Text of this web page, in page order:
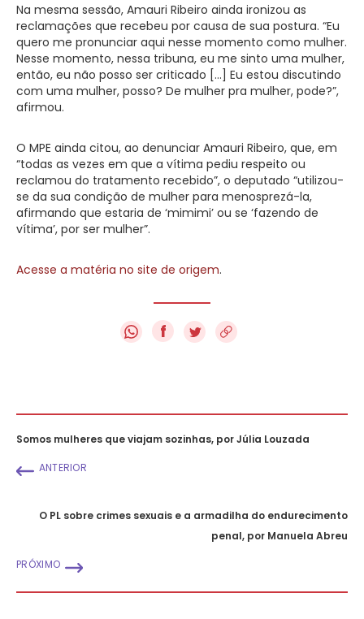
Na mesma sessão, Amauri Ribeiro ainda ironizou as
reclamações que recebeu por causa de sua postura. “Eu
quero me pronunciar aqui nesse momento como mulher.
Nesse momento, nessa tribuna, eu me sinto uma mulher,
então, eu não posso ser criticado […] Eu estou discutindo
com uma mulher, posso? De mulher pra mulher, pode?”,
afirmou.
O MPE ainda citou, ao denunciar Amauri Ribeiro, que, em
“todas as vezes em que a vítima pediu respeito ou
reclamou do tratamento recebido”, o deputado “utilizou-
se da sua condição de mulher para menosprezá-la,
afirmando que estaria de ‘mimimi’ ou se ‘fazendo de
vítima’, por ser mulher”.
Acesse a matéria no site de origem.
f
Somos mulheres que viajam sozinhas, por Júlia Louzada
ANTERIOR
O PL sobre crimes sexuais e a armadilha do endurecimento
penal, por Manuela Abreu
PRÓXIMO